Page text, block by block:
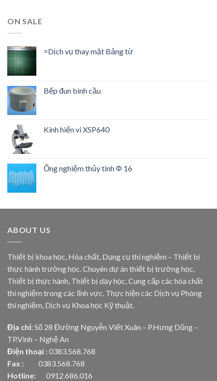
ON SALE
=Dịch vụ thay mặt Bảng từ
Bếp đun bình cầu
Kính hiển vi XSP640
Ống nghiệm thủy tinh Φ 16
ABOUT US
Thiết bị khoa học, Hóa chất, Dụng cụ thí nghiệm – Thiết bị
thực hành trường học. Chuyên dự án thiết bị trường học,
Thiết bị thực hành, Thiết bị dạy học, Cung cấp các hóa chất
thí nghiệm trong các lĩnh vực. Thực hiện các Dịch vụ Phòng
thí nghiệm, Dịch vụ Khoa học Kỹ thuật.
Địa chỉ: Số 28 Đường Nguyễn Viết Xuân – P.Hưng Dũng –
TP.Vinh – Nghệ An
Điện thoại : 0383.568.768
Fax : 0383.568.768
Hotline: 0912.686.016